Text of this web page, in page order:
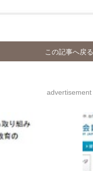
この記事へ戻る
advertisement